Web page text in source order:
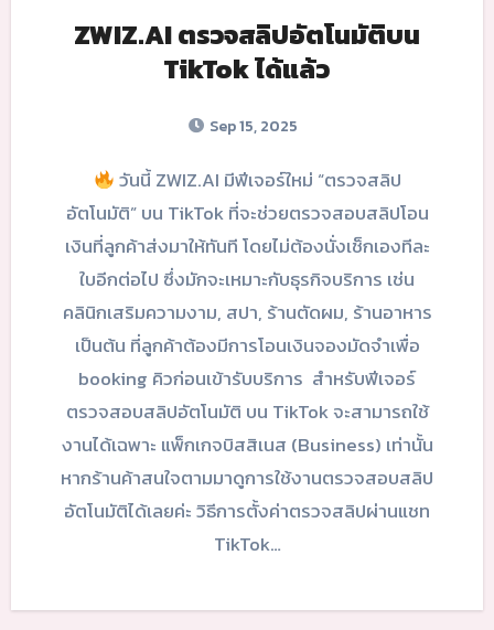
ZWIZ.AI ตรวจสลิปอัตโนมัติบน
TikTok ได้แล้ว
Sep 15, 2025
วันนี้ ZWIZ.AI มีฟีเจอร์ใหม่ “ตรวจสลิป
อัตโนมัติ” บน TikTok ที่จะช่วยตรวจสอบสลิปโอน
เงินที่ลูกค้าส่งมาให้ทันที โดยไม่ต้องนั่งเช็กเองทีละ
ใบอีกต่อไป ซึ่งมักจะเหมาะกับธุรกิจบริการ เช่น
คลินิกเสริมความงาม, สปา, ร้านตัดผม, ร้านอาหาร
เป็นต้น ที่ลูกค้าต้องมีการโอนเงินจองมัดจำเพื่อ
booking คิวก่อนเข้ารับบริการ สำหรับฟีเจอร์
ตรวจสอบสลิปอัตโนมัติ บน TikTok จะสามารถใช้
งานได้เฉพาะ แพ็กเกจบิสสิเนส (Business) เท่านั้น
หากร้านค้าสนใจตามมาดูการใช้งานตรวจสอบสลิป
อัตโนมัติได้เลยค่ะ วิธีการตั้งค่าตรวจสลิปผ่านแชท
TikTok…